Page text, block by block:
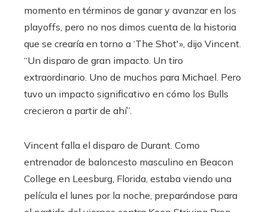
momento en términos de ganar y avanzar en los
playoffs, pero no nos dimos cuenta de la historia
que se crearía en torno a ‘The Shot'», dijo Vincent.
“Un disparo de gran impacto. Un tiro
extraordinario. Uno de muchos para Michael. Pero
tuvo un impacto significativo en cómo los Bulls
crecieron a partir de ahí”.
Vincent falla el disparo de Durant. Como
entrenador de baloncesto masculino en Beacon
College en Leesburg, Florida, estaba viendo una
película el lunes por la noche, preparándose para